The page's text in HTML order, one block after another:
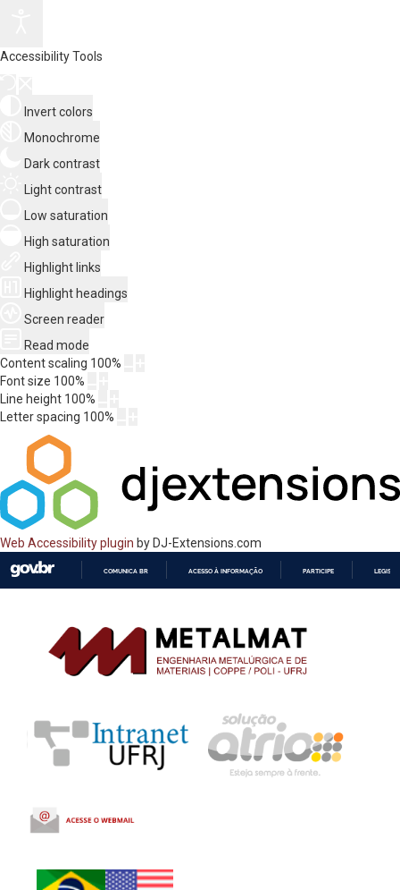
Accessibility Tools
Invert colors
Monochrome
Dark contrast
Light contrast
Low saturation
High saturation
Highlight links
Highlight headings
Screen reader
Read mode
Content scaling 100%
Font size 100%
Line height 100%
Letter spacing 100%
Web Accessibility plugin by DJ-Extensions.com
CONTEÚDO
COMUNICA BR ACESSO À INFORMAÇÃO PARTICIPE